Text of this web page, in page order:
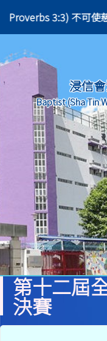
3:3) 不可使
浸信
Baptist (Sha Tin
第十二屆
決賽